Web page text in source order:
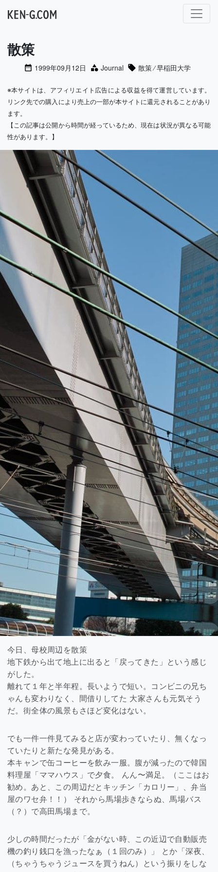
メインナビゲーション
散策
1999年09月12日 Journal 散策⁄早稲田大学
※本サイトは、アフィリエイト広告による収益を得て運営しています。
リンク先での購入により売上の一部が本サイトに還元されることがあり
ます。
【この記事は公開から時間が経っているため、現在は状況が異なる可能
性があります。】
今日、母校周辺を散策
地下鉄から出て地上に出ると「戻ってきた」という感じ
がした。
離れて１年と半年程。長いようで短い。コンビニの兄ち
ゃんも変わりなく、間借りしてた 大家さんも元気そう
だ。街全体の風景もさほど変化はない。
でも一件一件見てみると店が変わっていたり、無くなっ
ていたりと新たな発見がある。
本キャンで缶コーヒーを飲み一服。腹が減ったので韓国
料理屋「ママハウス」で夕食。 んん〜満足。（ここはお
勧め。あと、この周辺だとキッチン「カロリー」、弁当
屋のワセ弁！！） それから馬場歩きならぬ、馬場バス
（？）で高田馬場まで。
少しの時間だったが「金がない時、この近辺で自動販売
機の釣り銭口を漁ったなぁ（１回のみ）」 とか「深夜、
（ちゃうちゃうジュースを買うねん）という振りをしな